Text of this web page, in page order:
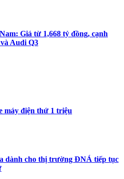
Giá từ 1,668 tỷ đồng, cạnh
Audi Q3
máy điện thứ 1 triệu
dành cho thị trường ĐNÁ tiếp tục